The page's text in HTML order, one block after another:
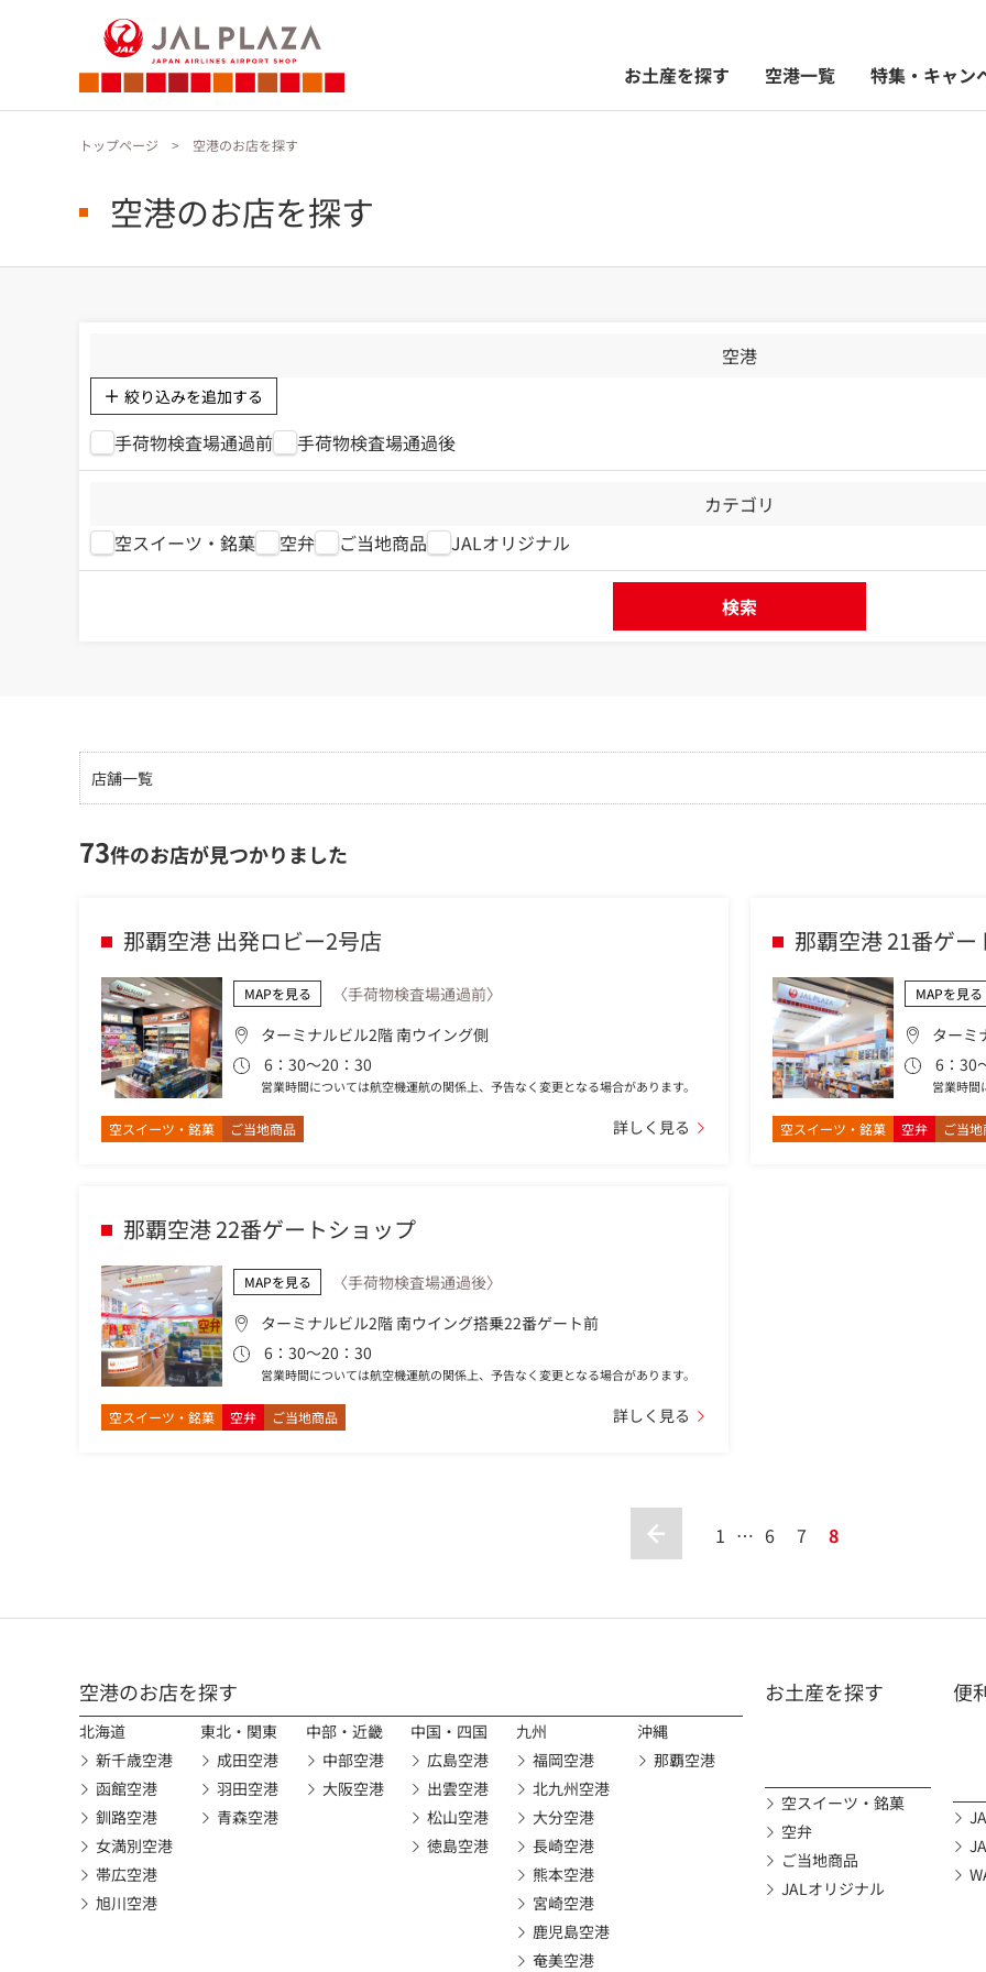
お土産を探す 空港一覧 特集・キャン
トップページ 空港のお店を探す
空港のお店を探す
空港
絞り込みを追加する
手荷物検査場通過前 手荷物検査場通過後
カテゴリ
空スイーツ・銘菓
空弁 ご当地商品 JALオリジナル
検索
店舗一覧
73件のお店が見つかりました
那覇空港 出発ロビー2号店
MAPを見る
〈手荷物検査場通過前〉
ターミナルビル2階 南ウイング側
6：30～20：30
営業時間については航空機運航の関係上、予告なく変更となる場合があります。
空スイーツ・銘菓 ご当地商品 詳しく見る
那覇空港 21番ゲ
MAPを見る
ターミ
6：30
営業時間
空スイーツ・銘菓 空弁 ご当
那覇空港 22番ゲートショップ
MAPを見る
〈手荷物検査場通過後〉
ターミナルビル2階 南ウイング搭乗22番ゲート前
6：30～20：30
営業時間については航空機運航の関係上、予告なく変更となる場合があります。
空スイーツ・銘菓 空弁 ご当地商品 詳しく見る
1 … 6 7 8
空港のお店を探す
北海道
新千歳空港
函館空港
釧路空港
女満別空港
帯広空港
旭川空港
東北・関東
成田空港
羽田空港
青森空港
中部・近畿
中部空港
大阪空港
中国・四国
広島空港
出雲空港
松山空港
徳島空港
九州
福岡空港
北九州空港
大分空港
長崎空港
熊本空港
宮崎空港
鹿児島空港
奄美空港
沖縄
那覇空港
お土産を探す
空スイーツ・銘菓
空弁
ご当地商品
JALオリジナル
便